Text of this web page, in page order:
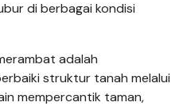
di berbagai kondisi
adalah
struktur tanah melalui
mempercantik taman,